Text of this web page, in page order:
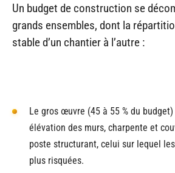
Un budget de construction se
grands ensembles, dont la
stable d’un chantier à l’autre :
Le gros œuvre (45 à 55 % du
élévation des murs, charpente et
poste structurant, celui sur lequel
plus risquées.